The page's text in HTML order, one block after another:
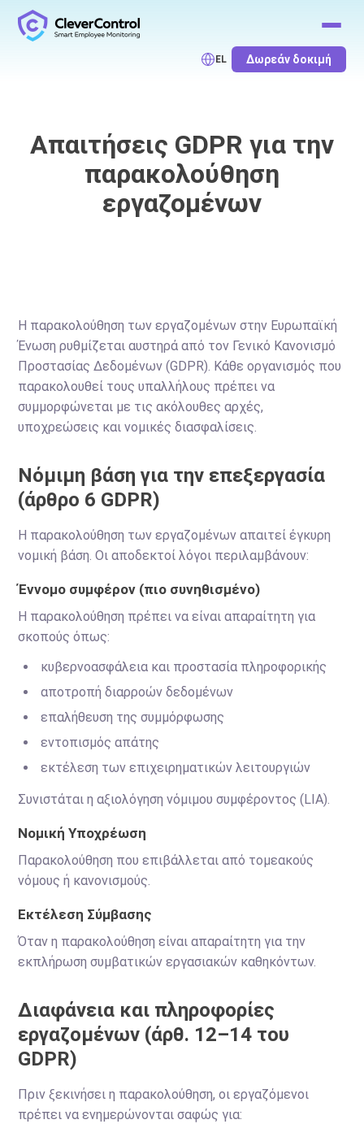
EL Δωρεάν δοκιμή
Απαιτήσεις GDPR για την
παρακολούθηση
εργαζομένων
Η παρακολούθηση των εργαζομένων στην Ευρωπαϊκή
Ένωση ρυθμίζεται αυστηρά από τον Γενικό Κανονισμό
Προστασίας Δεδομένων (GDPR). Κάθε οργανισμός που
παρακολουθεί τους υπαλλήλους πρέπει να
συμμορφώνεται με τις ακόλουθες αρχές,
υποχρεώσεις και νομικές διασφαλίσεις.
Νόμιμη βάση για την επεξεργασία
(άρθρο 6 GDPR)
Η παρακολούθηση των εργαζομένων απαιτεί έγκυρη
νομική βάση. Οι αποδεκτοί λόγοι περιλαμβάνουν:
Έννομο συμφέρον (πιο συνηθισμένο)
Η παρακολούθηση πρέπει να είναι απαραίτητη για
σκοπούς όπως:
κυβερνοασφάλεια και προστασία πληροφορικής
αποτροπή διαρροών δεδομένων
επαλήθευση της συμμόρφωσης
εντοπισμός απάτης
εκτέλεση των επιχειρηματικών λειτουργιών
Συνιστάται η αξιολόγηση νόμιμου συμφέροντος (LIA).
Νομική Υποχρέωση
Παρακολούθηση που επιβάλλεται από τομεακούς
νόμους ή κανονισμούς.
Εκτέλεση Σύμβασης
Όταν η παρακολούθηση είναι απαραίτητη για την
εκπλήρωση συμβατικών εργασιακών καθηκόντων.
Διαφάνεια και πληροφορίες
εργαζομένων (άρθ. 12–14 του
GDPR)
Πριν ξεκινήσει η παρακολούθηση, οι εργαζόμενοι
πρέπει να ενημερώνονται σαφώς για: